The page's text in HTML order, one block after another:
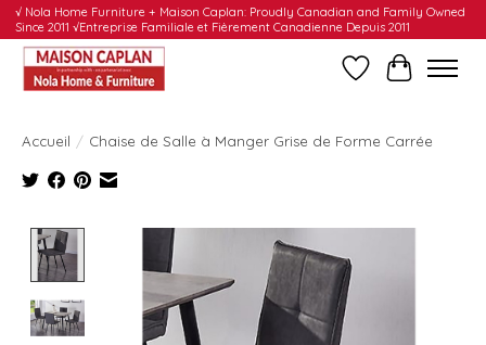
√ Nola Home Furniture + Maison Caplan: Proudly Canadian and Family Owned
Since 2011 √Entreprise Familiale et Fièrement Canadienne Depuis 2011
Liste dePanier
Accueil / Chaise de Salle à Manger Grise de Forme Carrée
Product image slideshow Items